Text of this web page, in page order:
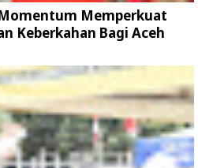
Memperkuat
Keberkahan Bagi Aceh